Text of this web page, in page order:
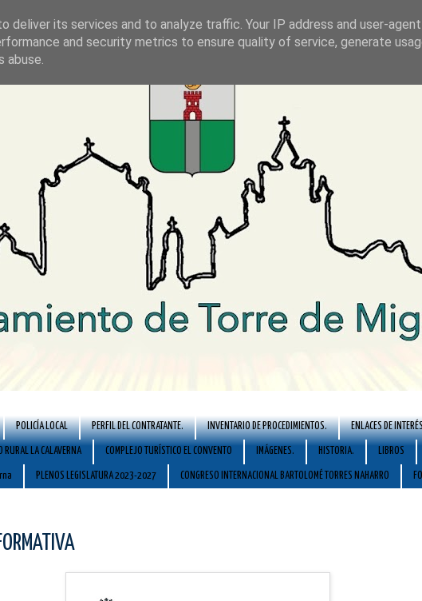
POLICÍA LOCAL PERFIL DEL CONTRATANTE. INVENTARIO DE PROCEDIMIENTOS. ENLACES DE
RURAL LA CALAVERNA COMPLEJO TURÍSTICO EL CONVENTO IMÁGENES. HISTORIA. LIBROS
PLENOS LEGISLATURA 2023-2027 CONGRESO INTERNACIONAL BARTOLOMÉ TORRES NAHARRO
deliver its services and to analyze traffic. Your IP address and user-agent
and security metrics to ensure quality of service, generate
abuse.